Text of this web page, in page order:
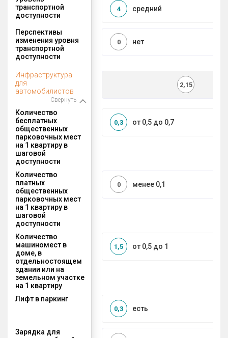
транспортной
доступности
средний
4
Перспективы
изменения уровня
транспортной
доступности
нет
0
Инфраструктура
для
автомобилистов
Свернуть
2,15
Количество
бесплатных
общественных
парковочных мест
на 1 квартиру в
шаговой
доступности
от 0,5 до 0,7
0,3
Количество
платных
общественных
парковочных мест
на 1 квартиру в
шаговой
доступности
менее 0,1
0
Количество
машиномест в
доме, в
отдельностоящем
здании или на
земельном участке
на 1 квартиру
от 0,5 до 1
1,5
Лифт в паркинг
есть
0,3
Зарядка для